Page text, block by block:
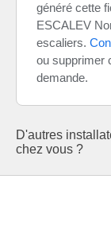
généré cette
ESCALEV
escaliers.
ou supprimer
demande.
D'autres
chez vous ?